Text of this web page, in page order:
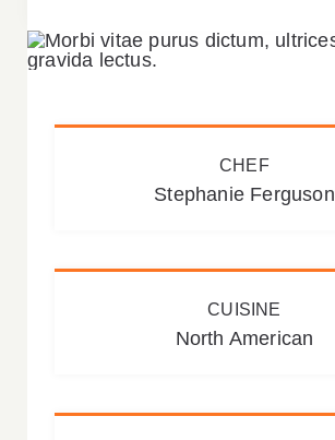
CHEF
Stephanie Ferguson
CUISINE
North American